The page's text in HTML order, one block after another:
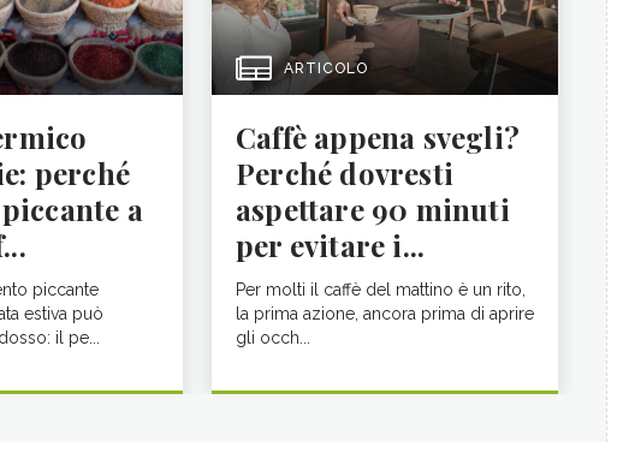
perché
a
piccante
estiva può
il pe...
ARTICOLO
Caffè appena svegli?
Perché dovresti
aspettare 90 minuti
per evitare i...
Per molti il caffè del mattino è un rito,
la prima azione, ancora prima di aprire
gli occh...